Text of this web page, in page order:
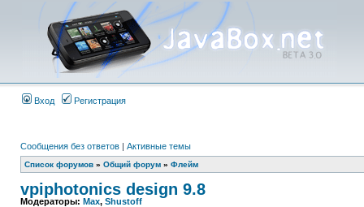
Вход Регистрация
Сообщения без ответов | Активные темы
Список форумов » Общий форум » Флейм
vpiphotonics design 9.8
Модераторы: Max, Shustoff